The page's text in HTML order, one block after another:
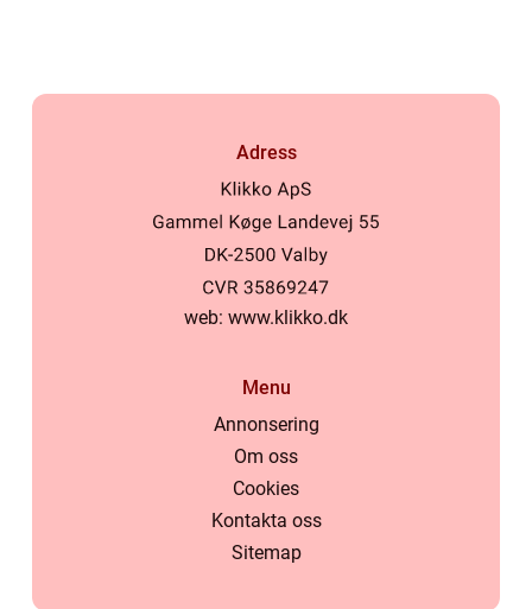
Adress
web: www.klikko.dk
Menu
Annonsering
Om oss
Cookies
Kontakta oss
Sitemap